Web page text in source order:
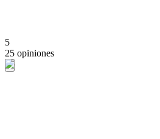
5
25 opiniones